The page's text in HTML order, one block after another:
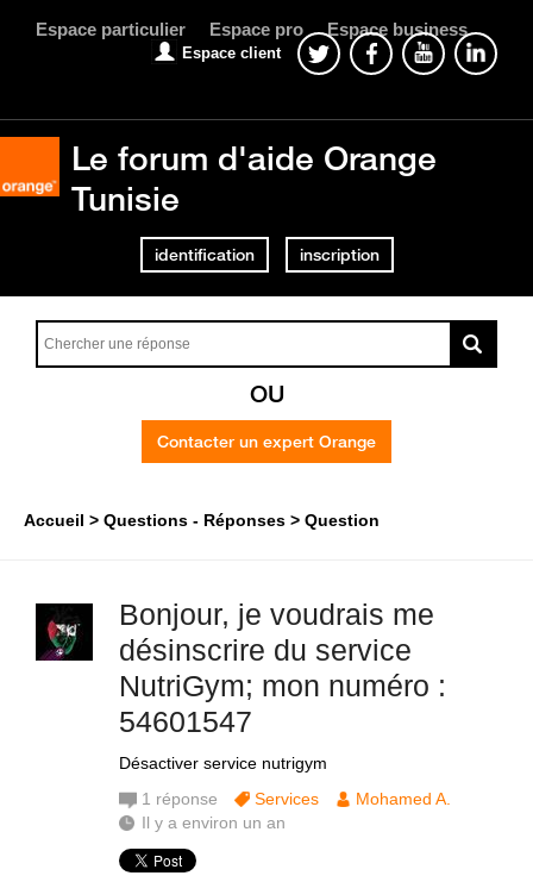
Espace particulier Espace pro Espace business
Espace client
Le forum d'aide Orange
Tunisie
identification inscription
OU
Contacter un expert Orange
Accueil Questions - Réponses Question
Bonjour, je voudrais me
désinscrire du service
NutriGym; mon numéro :
54601547
Désactiver service nutrigym
1 réponse Services
Mohamed A.
Il y a environ un an